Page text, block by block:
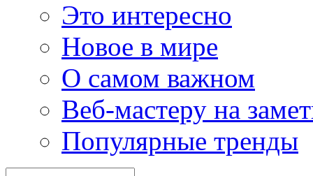
Это интересно
Новое в мире
О самом важном
Веб-мастеру на
Популярные тренды